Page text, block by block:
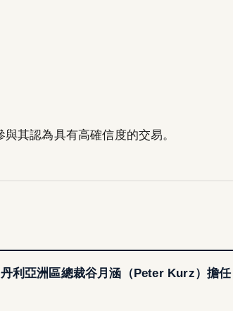
其認為具有高確信度的交易。
利亞洲區總裁谷月涵（Peter Kurz）擔任